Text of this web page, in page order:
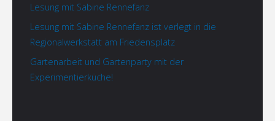
Lesung mit Sabine Rennefanz
Lesung mit Sabine Rennefanz ist verlegt in die
Regionalwerkstatt am Friedensplatz
Gartenarbeit und Gartenparty mit der
Experimentierküche!